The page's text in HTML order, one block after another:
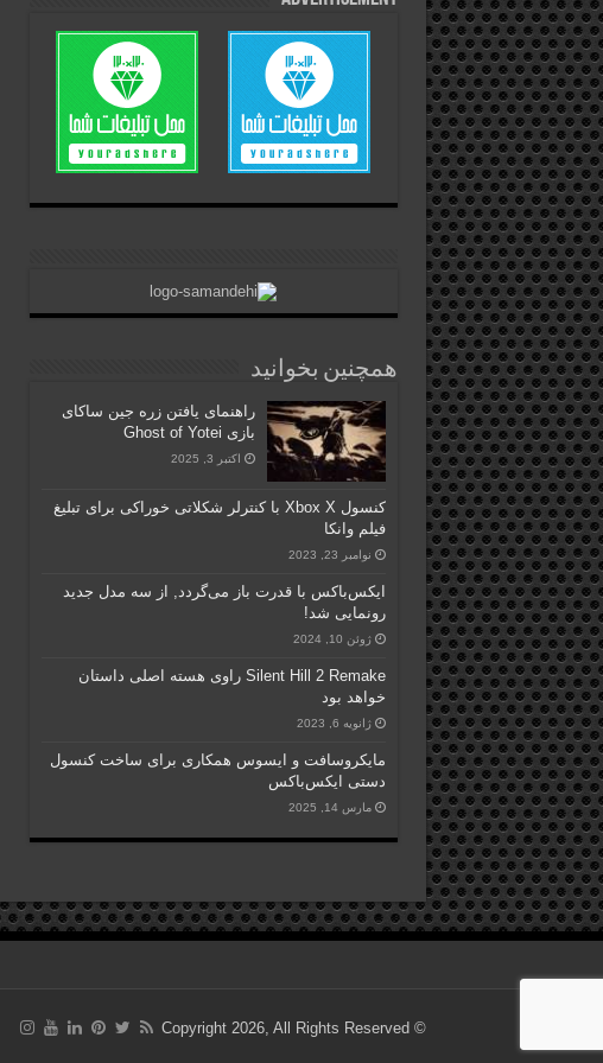
همچنین بخوانید
راهنمای یافتن زره جین ساکای
بازی Ghost of Yotei
اکتبر 3, 2025
کنسول Xbox X با کنترلر شکلاتی خوراکی برای تبلیغ
فیلم وانکا
نوامبر 23, 2023
ایکس‌باکس با قدرت باز می‌گردد, از سه مدل جدید
رونمایی شد!
ژوئن 10, 2024
Silent Hill 2 Remake راوی هسته اصلی داستان
خواهد بود
ژانویه 6, 2023
مایکروسافت و ایسوس همکاری برای ساخت کنسول
دستی ایکس‌باکس
مارس 14, 2025
© Copyright 2026, All Rights Reserved